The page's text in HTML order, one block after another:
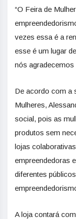
“O Feira de
vezes essa é a
esse é um lugar
nós agradecemos
De acordo com a
Mulheres,
social, pois as
produtos sem
lojas
empreendedoras
diferentes
A loja contará